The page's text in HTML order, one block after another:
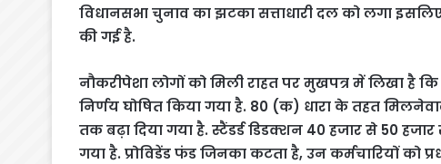
विधानसभा चुनाव का झटका सत्ताधारी दल को लगा
की गई है.
नौकरीपेशा लोगों को मिली राहत पर मुखपत्र में लिखा
निर्णय घोषित किया गया है. 80 (क) धारा के तहत
तक बढ़ा दिया गया है. स्टैंडर्ड डिडक्शन 40 हजार से 50
गया है. प्रोविडेंड फंड जिनका कटता है, उन कर्मचारियों को